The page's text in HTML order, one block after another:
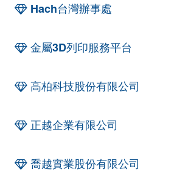
Hach台灣辦事處
金屬3D列印服務平台
高柏科技股份有限公司
正越企業有限公司
喬越實業股份有限公司